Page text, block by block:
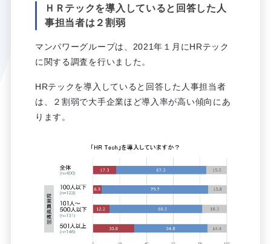
ＨＲテックを導入していると回答した人
事担当者は２割弱
マンパワーグループは、2021年１月にHRテック
に関する調査を行いました。
HRテックを導入していると回答した人事担当者
は、２割弱で大手企業ほど導入率が高い傾向にあ
ります。